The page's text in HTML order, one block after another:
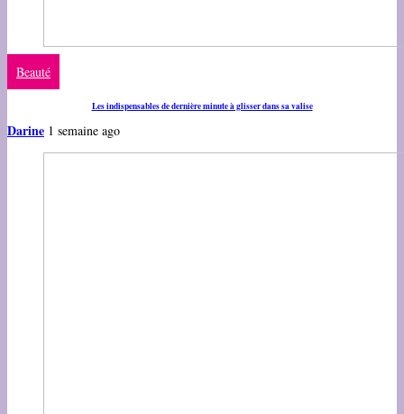
Beauté
Les indispensables de dernière minute à glisser dans sa valise
Darine 1 semaine ago